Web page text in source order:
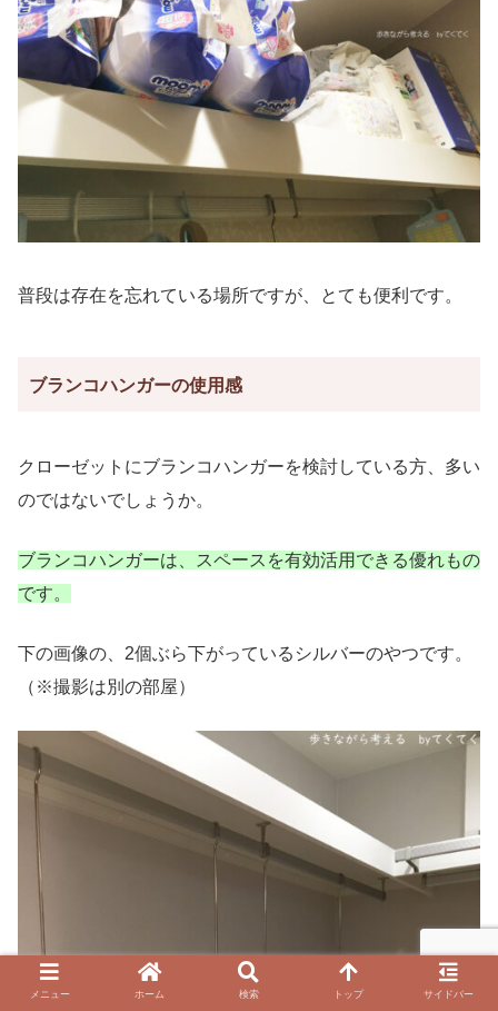
普段は存在を忘れている場所ですが、とても便利です。
ブランコハンガーの使用感
クローゼットにブランコハンガーを検討している方、多い
のではないでしょうか。
ブランコハンガーは、スペースを有効活用できる優れもの
です。
下の画像の、2個ぶら下がっているシルバーのやつです。
（※撮影は別の部屋）
メニュー ホーム 検索 トップ サイドバー